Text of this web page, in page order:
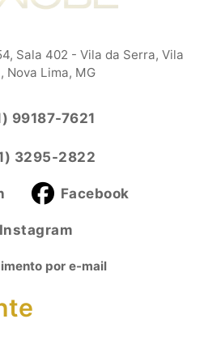
Sala 402 - Vila da Serra, Vila
Nova Lima, MG
99187-7621
3295-2822
Facebook
Instagram
por e-mail